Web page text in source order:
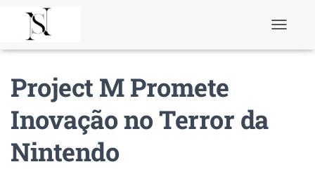
Project M Promete
Inovação no Terror da
Nintendo